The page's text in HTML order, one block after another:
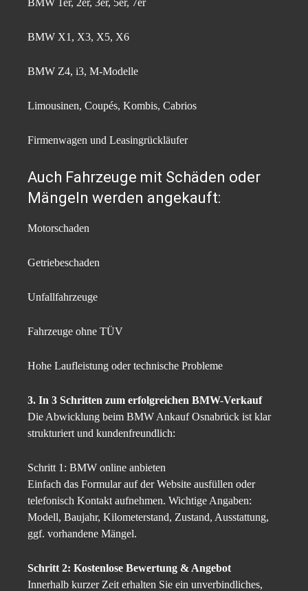
BMW X1, X3, X5, X6
BMW Z4, i3, M-Modelle
Limousinen, Coupés, Kombis, Cabrios
Firmenwagen und Leasingrückläufer
Auch Fahrzeuge mit Schäden oder
Mängeln werden angekauft:
Motorschaden
Getriebeschaden
Unfallfahrzeuge
Fahrzeuge ohne TÜV
Hohe Laufleistung oder technische Probleme
3. In 3 Schritten zum erfolgreichen BMW-Verkauf
Die Abwicklung beim BMW Ankauf Osnabrück ist klar
strukturiert und kundenfreundlich:
Schritt 1: BMW online anbieten
Einfach das Formular auf der Website ausfüllen oder
telefonisch Kontakt aufnehmen. Wichtige Angaben:
Modell, Baujahr, Kilometerstand, Zustand, Ausstattung,
ggf. vorhandene Mängel.
Schritt 2: Kostenlose Bewertung & Angebot
Innerhalb kurzer Zeit erhalten Sie ein unverbindliches,